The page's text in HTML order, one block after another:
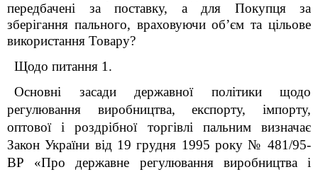
передбачені за поставку, а для Покупця за
зберігання пального, враховуючи об’єм та цільове
використання Товару?
Щодо питання 1.
Основні засади державної політики щодо
регулювання виробництва, експорту, імпорту,
оптової і роздрібної торгівлі пальним визначає
Закон України від 19 грудня 1995 року № 481/95-
ВР «Про державне регулювання виробництва і